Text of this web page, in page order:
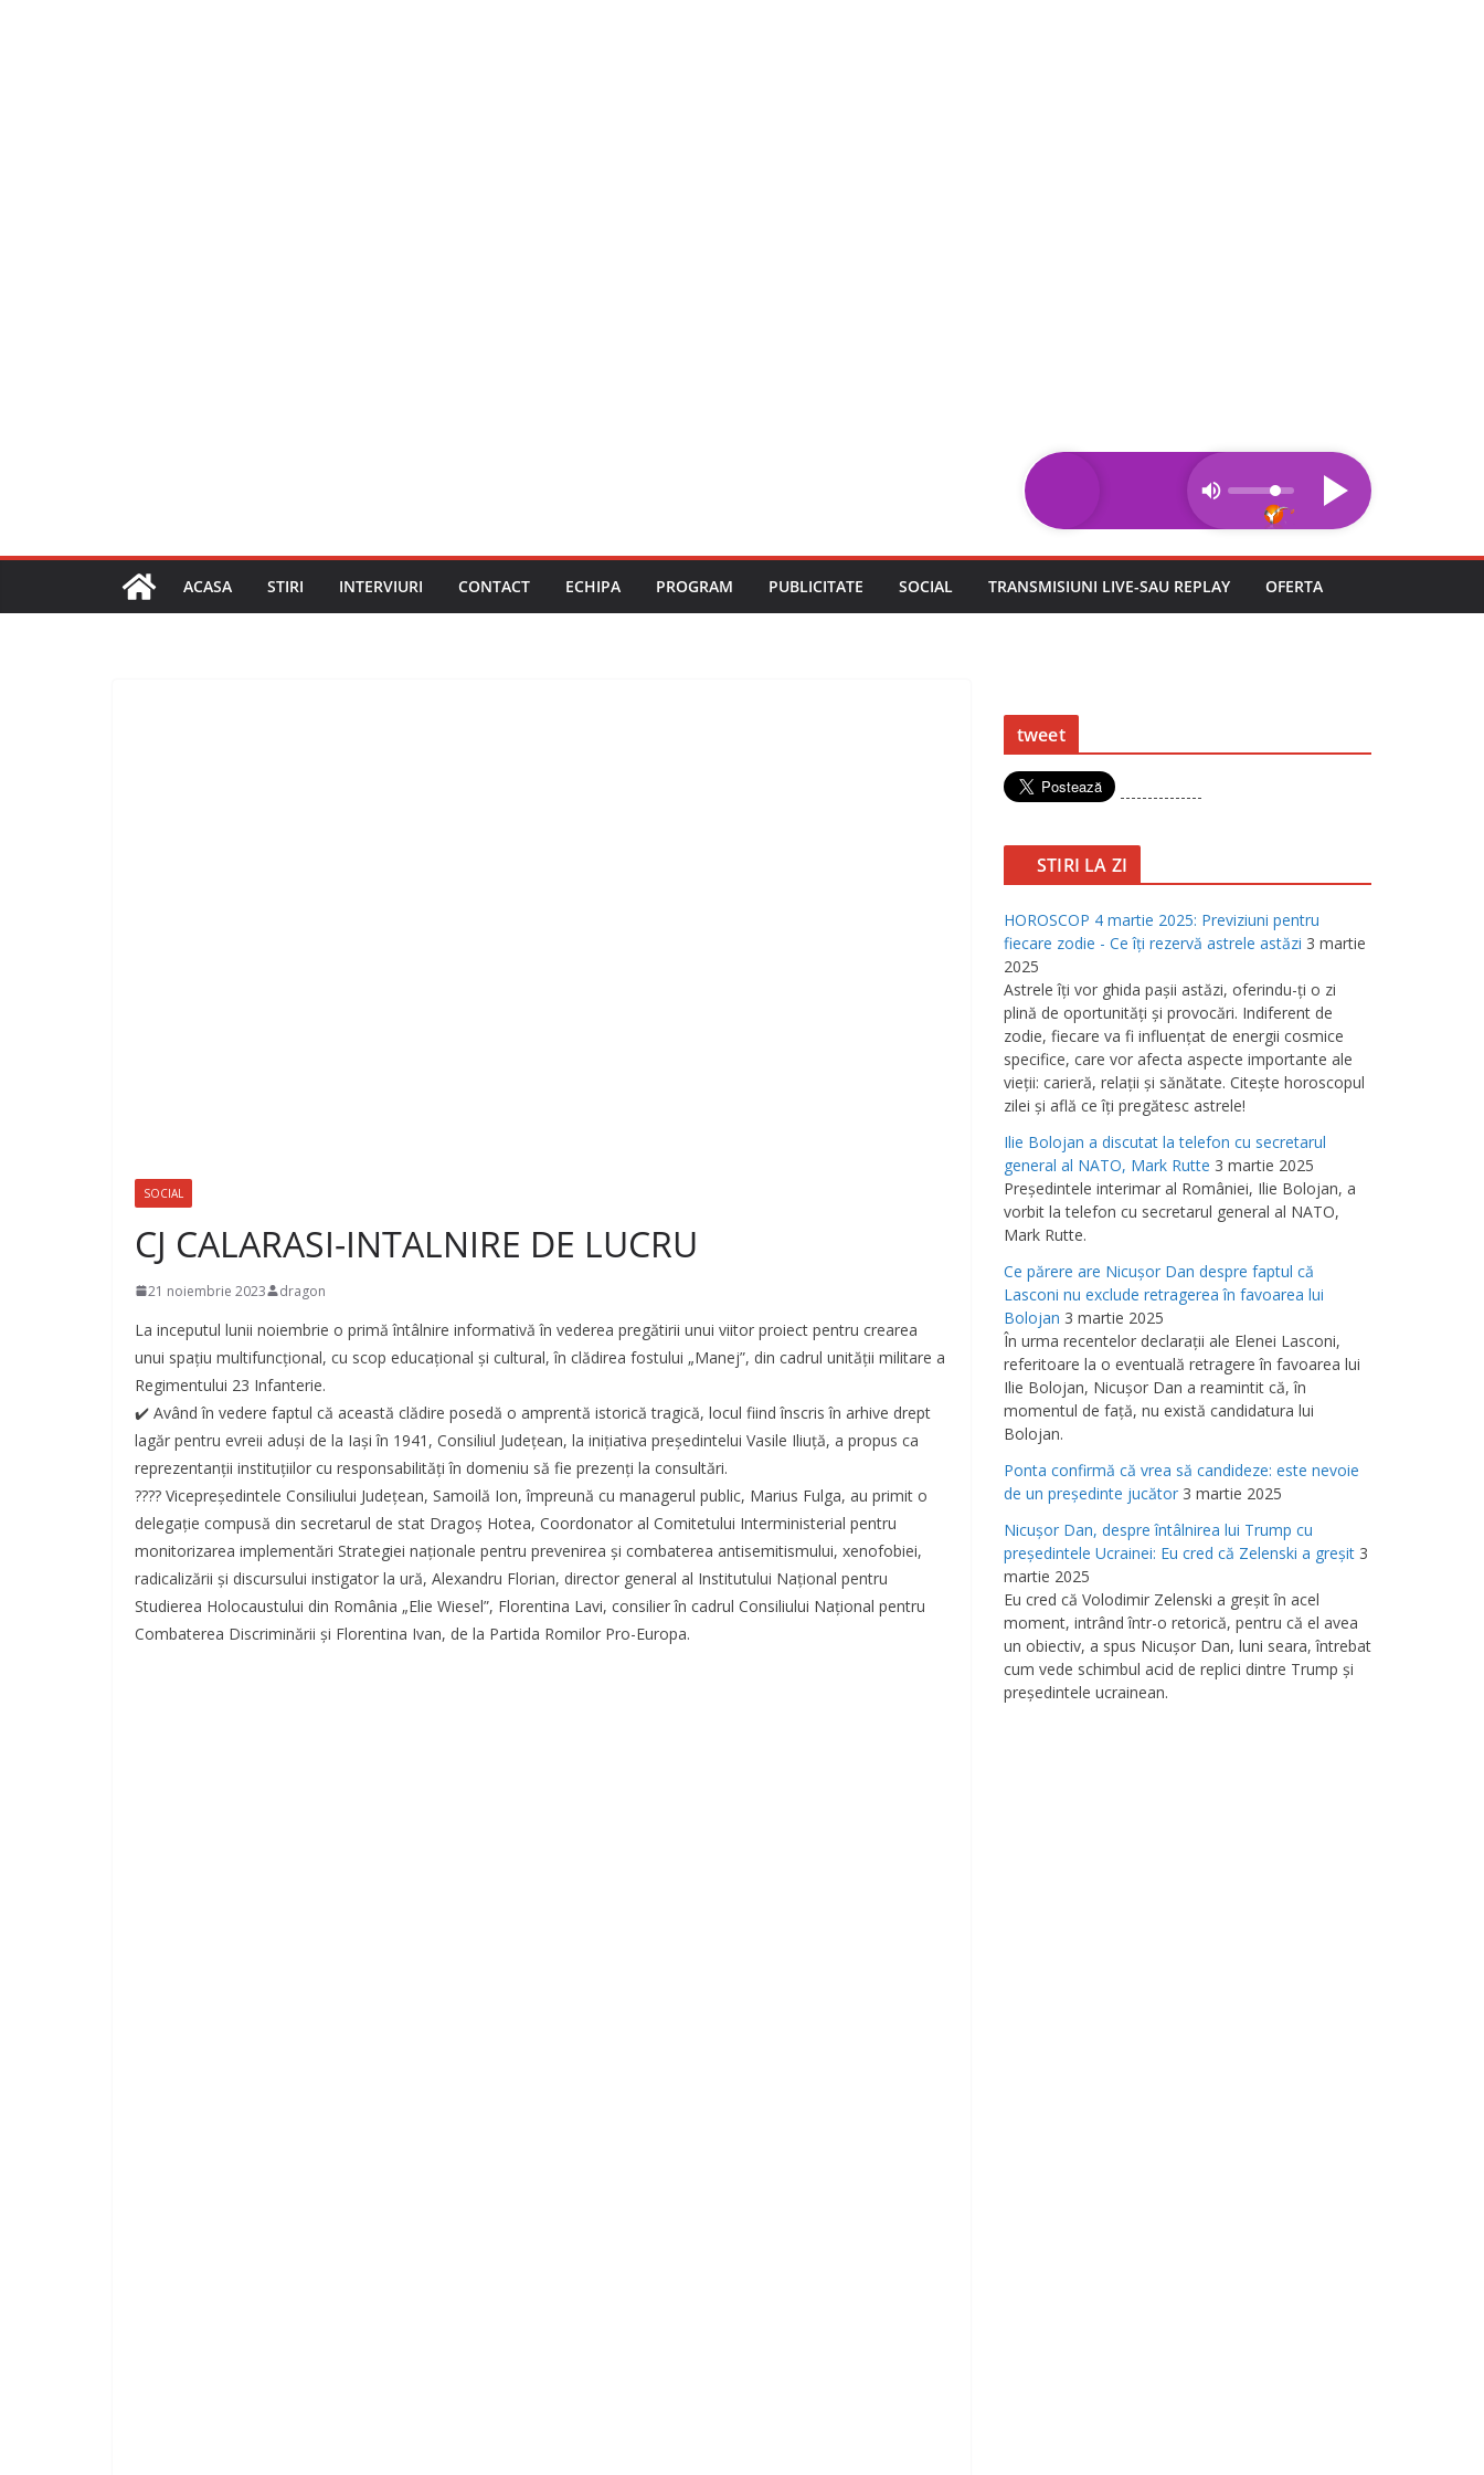
ACASA STIRI INTERVIURI CONTACT ECHIPA PROGRAM PUBLICITATE SOCIAL TRANSMISIUNI LIVE-SAU REPLAY OFERTA
SOCIAL
CJ CALARASI-INTALNIRE DE LUCRU
21 noiembrie 2023 dragon
La inceputul lunii noiembrie o primă întâlnire informativă în vederea pregătirii unui viitor proiect pentru crearea
unui spațiu multifuncțional, cu scop educațional și cultural, în clădirea fostului „Manej”, din cadrul unității militare a
Regimentului 23 Infanterie.
✔️ Având în vedere faptul că această clădire posedă o amprentă istorică tragică, locul fiind înscris în arhive drept
lagăr pentru evreii aduși de la Iași în 1941, Consiliul Județean, la inițiativa președintelui Vasile Iliuță, a propus ca
reprezentanții instituțiilor cu responsabilități în domeniu să fie prezenți la consultări.
???? Vicepreședintele Consiliului Județean, Samoilă Ion, împreună cu managerul public, Marius Fulga, au primit o
delegație compusă din secretarul de stat Dragoș Hotea, Coordonator al Comitetului Interministerial pentru
monitorizarea implementări Strategiei naționale pentru prevenirea și combaterea antisemitismului, xenofobiei,
radicalizării și discursului instigator la ură, Alexandru Florian, director general al Institutului Național pentru
Studierea Holocaustului din România „Elie Wiesel”, Florentina Lavi, consilier în cadrul Consiliului Național pentru
Combaterea Discriminării și Florentina Ivan, de la Partida Romilor Pro-Europa.
tweet
---------------
STIRI LA ZI
HOROSCOP 4 martie 2025: Previziuni pentru
fiecare zodie - Ce îţi rezervă astrele astăzi 3 martie
2025
Astrele îţi vor ghida paşii astăzi, oferindu-ţi o zi
plină de oportunităţi şi provocări. Indiferent de
zodie, fiecare va fi influenţat de energii cosmice
specifice, care vor afecta aspecte importante ale
vieţii: carieră, relaţii şi sănătate. Citeşte horoscopul
zilei şi află ce îţi pregătesc astrele!
Ilie Bolojan a discutat la telefon cu secretarul
general al NATO, Mark Rutte 3 martie 2025
Preşedintele interimar al României, Ilie Bolojan, a
vorbit la telefon cu secretarul general al NATO,
Mark Rutte.
Ce părere are Nicuşor Dan despre faptul că
Lasconi nu exclude retragerea în favoarea lui
Bolojan 3 martie 2025
În urma recentelor declaraţii ale Elenei Lasconi,
referitoare la o eventuală retragere în favoarea lui
Ilie Bolojan, Nicuşor Dan a reamintit că, în
momentul de faţă, nu există candidatura lui
Bolojan.
Ponta confirmă că vrea să candideze: este nevoie
de un preşedinte jucător 3 martie 2025
Nicuşor Dan, despre întâlnirea lui Trump cu
preşedintele Ucrainei: Eu cred că Zelenski a greşit 3
martie 2025
Eu cred că Volodimir Zelenski a greşit în acel
moment, intrând într-o retorică, pentru că el avea
un obiectiv, a spus Nicuşor Dan, luni seara, întrebat
cum vede schimbul acid de replici dintre Trump şi
preşedintele ucrainean.